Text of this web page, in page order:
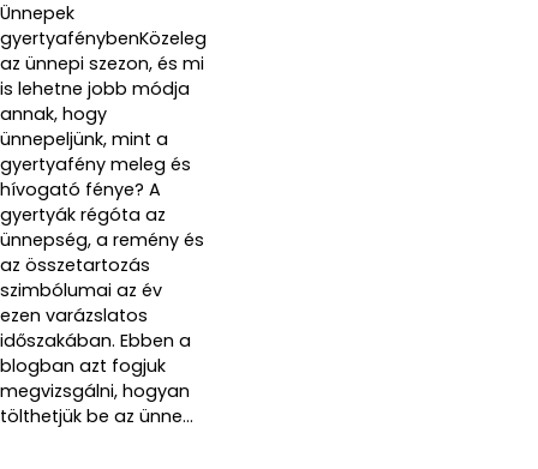
Ünnepek
gyertyafénybenKözeleg
az ünnepi szezon, és mi
is lehetne jobb módja
annak, hogy
ünnepeljünk, mint a
gyertyafény meleg és
hívogató fénye? A
gyertyák régóta az
ünnepség, a remény és
az összetartozás
szimbólumai az év
ezen varázslatos
időszakában. Ebben a
blogban azt fogjuk
megvizsgálni, hogyan
tölthetjük be az ünne...